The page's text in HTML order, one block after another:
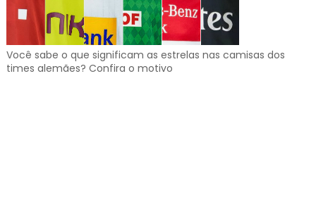
Você sabe o que significam as estrelas nas camisas dos
times alemães? Confira o motivo